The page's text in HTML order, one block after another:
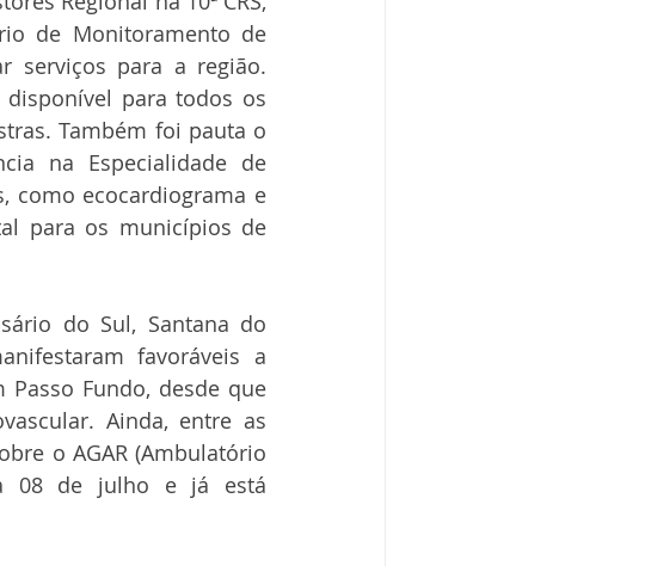
de Monitoramento de
serviços para a região.
para todos os
Também foi pauta o
na Especialidade de
como ecocardiograma e
para os municípios de
do Sul, Santana do
favoráveis a
Fundo, desde que
Ainda, entre as
o AGAR (Ambulatório
08 de julho e já está